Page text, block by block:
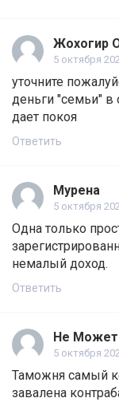
Жохогир
5 октября
уточните
деньги "семьи" в
дает покоя
Ответить
Мурена
5 октября
Одна только
немалый доход.
Ответить
Не
5 октября
Таможня самый
завалена